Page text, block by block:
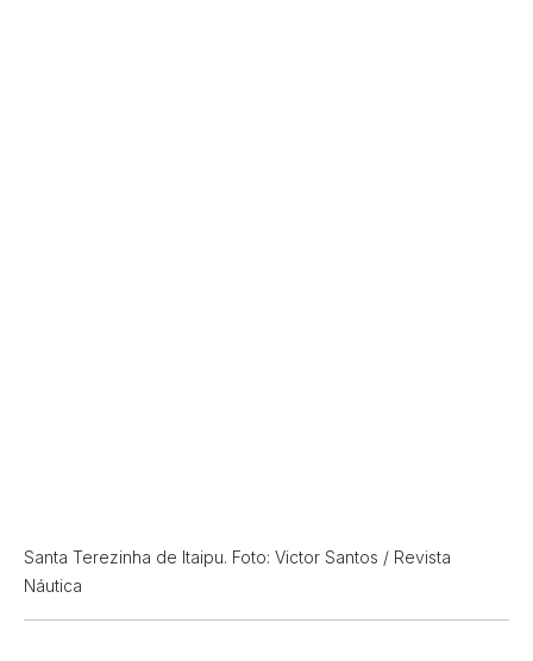
Santa Terezinha de Itaipu. Foto: Victor Santos / Revista
Náutica